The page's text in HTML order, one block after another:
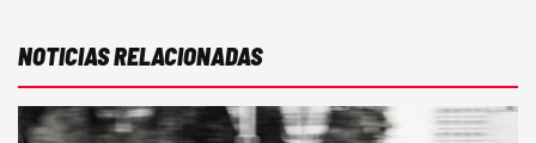
NOTICIAS RELACIONADAS